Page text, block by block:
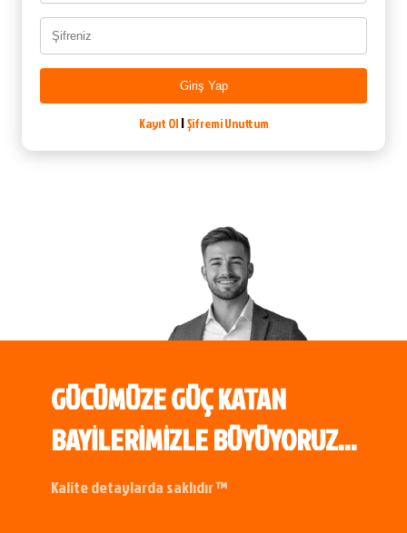
GÜCÜMÜZE GÜÇ KATAN
BAYİLERİMİZLE BÜYÜYORUZ...
Kalite detaylarda saklıdır ™
Giriş Yap
Kayıt Ol|Şifremi Unuttum